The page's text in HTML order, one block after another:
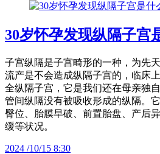
30岁怀孕发现纵隔子宫
子宫纵隔是子宫畸形的一种，为先
流产是不会造成纵隔子宫的，临床
全纵隔子宫，它是我们还在母亲独
管间纵隔没有被吸收形成的纵隔。
臀位、胎膜早破、前置胎盘、产后
缓等状况。
2024 /10/15 8:30